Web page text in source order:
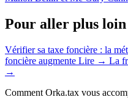
Pour aller plus loin
Vérifier sa taxe foncière : la
foncière augmente Lire → La
→
Comment Orka.tax vous